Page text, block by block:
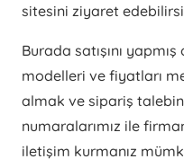
sitesini ziyaret
Burada satışını
modelleri ve fiyatları
almak ve sipariş
numaralarımız ile
iletişim kurmanız